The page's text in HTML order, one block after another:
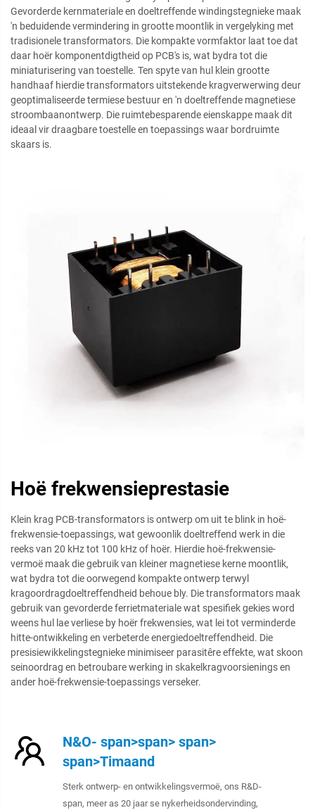
Gevorderde kernmateriale en doeltreffende windingstegnieke maak
'n beduidende vermindering in grootte moontlik in vergelyking met
tradisionele transformators. Die kompakte vormfaktor laat toe dat
daar hoër komponentdigtheid op PCB's is, wat bydra tot die
miniaturisering van toestelle. Ten spyte van hul klein grootte
handhaaf hierdie transformators uitstekende kragverwerwing deur
geoptimaliseerde termiese bestuur en 'n doeltreffende magnetiese
stroombaanontwerp. Die ruimtebesparende eienskappe maak dit
ideaal vir draagbare toestelle en toepassings waar bordruimte
skaars is.
Hoë frekwensieprestasie
Klein krag PCB-transformators is ontwerp om uit te blink in hoë-
frekwensie-toepassings, wat gewoonlik doeltreffend werk in die
reeks van 20 kHz tot 100 kHz of hoër. Hierdie hoë-frekwensie-
vermoë maak die gebruik van kleiner magnetiese kerne moontlik,
wat bydra tot die oorwegend kompakte ontwerp terwyl
kragoordragdoeltreffendheid behoue bly. Die transformators maak
gebruik van gevorderde ferrietmateriale wat spesifiek gekies word
weens hul lae verliese by hoër frekwensies, wat lei tot verminderde
hitte-ontwikkeling en verbeterde energiedoeltreffendheid. Die
presisiewikkelingstegnieke minimiseer parasitêre effekte, wat skoon
seinoordrag en betroubare werking in skakelkragvoorsienings en
ander hoë-frekwensie-toepassings verseker.
N&O- span>span> span>
span>Timaand
Sterk ontwerp- en ontwikkelingsvermoë, ons R&D-
span, meer as 20 jaar se nykerheidsondervinding,